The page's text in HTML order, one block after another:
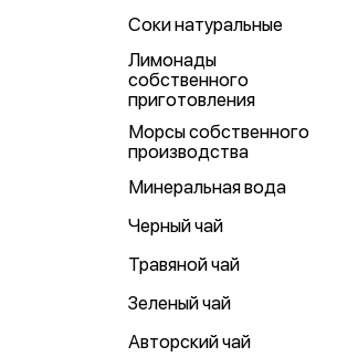
Соки натуральные
Лимонады
собственного
приготовления
Морсы собственного
производства
Минеральная вода
Черный чай
Травяной чай
Зеленый чай
Авторский чай